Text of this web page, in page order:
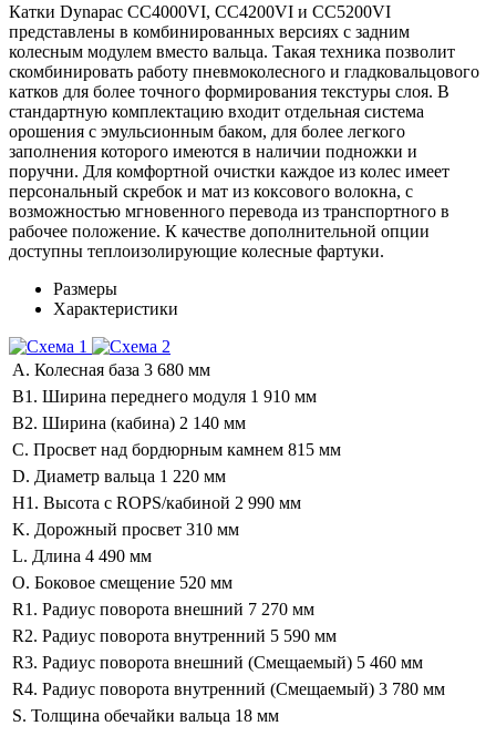
Катки Dynapac СС4000VI, CC4200VI и CC5200VI
представлены в комбинированных версиях с задним
колесным модулем вместо вальца. Такая техника позволит
скомбинировать работу пневмоколесного и гладковальцового
катков для более точного формирования текстуры слоя. В
стандартную комплектацию входит отдельная система
орошения с эмульсионным баком, для более легкого
заполнения которого имеются в наличии подножки и
поручни. Для комфортной очистки каждое из колес имеет
персональный скребок и мат из коксового волокна, с
возможностью мгновенного перевода из транспортного в
рабочее положение. К качестве дополнительной опции
доступны теплоизолирующие колесные фартуки.
Размеры
Характеристики
A. Колесная база 3 680 мм
B1. Ширина переднего модуля 1 910 мм
B2. Ширина (кабина) 2 140 мм
C. Просвет над бордюрным камнем 815 мм
D. Диаметр вальца 1 220 мм
H1. Высота с ROPS/кабиной 2 990 мм
K. Дорожный просвет 310 мм
L. Длина 4 490 мм
O. Боковое смещение 520 мм
R1. Радиус поворота внешний 7 270 мм
R2. Радиус поворота внутренний 5 590 мм
R3. Радиус поворота внешний (Смещаемый) 5 460 мм
R4. Радиус поворота внутренний (Смещаемый) 3 780 мм
S. Толщина обечайки вальца 18 мм